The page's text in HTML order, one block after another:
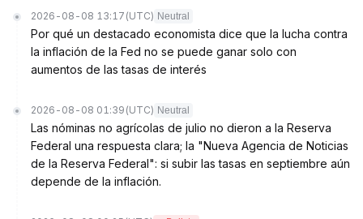
2026-08-08 13:17 (UTC) Neutral
Por qué un destacado economista dice que la lucha contra
la inflación de la Fed no se puede ganar solo con
aumentos de las tasas de interés
2026-08-08 01:39 (UTC) Neutral
Las nóminas no agrícolas de julio no dieron a la Reserva
Federal una respuesta clara; la "Nueva Agencia de Noticias
de la Reserva Federal": si subir las tasas en septiembre aún
depende de la inflación.